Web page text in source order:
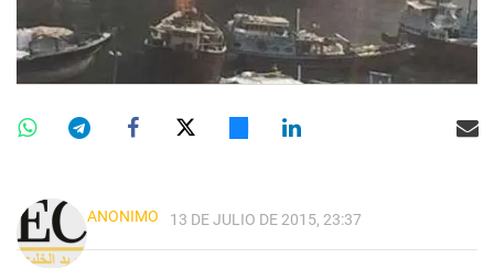
ANONIMO 13 DE JULIO DE 2015, 23:37